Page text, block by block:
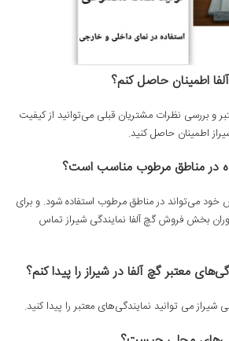
اطمینان حاصل کنم؟
و بررسی نظرات مشتریان قبلی می‌توانید از کیفیت
اطمینان حاصل کنید.
در مناطق مرطوب مناسب است؟
خود می‌تواند در مناطق مرطوب استفاده شود. و برای
بخش فروش گچ آلفا نمایندگی شیراز تماس
معتبر گچ آلفا در شیراز را پیدا کنم؟
شیراز می توانید نمایندگی‌های معتبر را پیدا کنید.